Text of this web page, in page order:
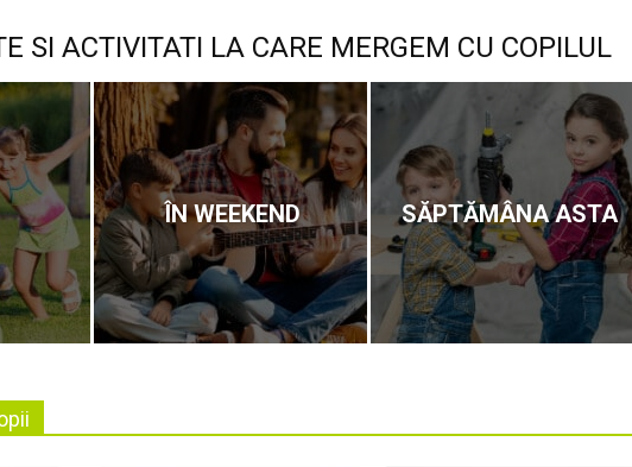
SI ACTIVITATI LA CARE MERGEM CU COPILUL
ÎN WEEKEND SĂPTĂMÂNA ASTA